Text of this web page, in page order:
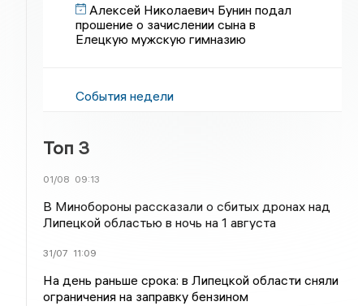
Алексей Николаевич Бунин подал
прошение о зачислении сына в
Елецкую мужскую гимназию
События недели
Топ 3
01/08 09:13
В Минобороны рассказали о сбитых дронах над
Липецкой областью в ночь на 1 августа
31/07 11:09
На день раньше срока: в Липецкой области сняли
ограничения на заправку бензином